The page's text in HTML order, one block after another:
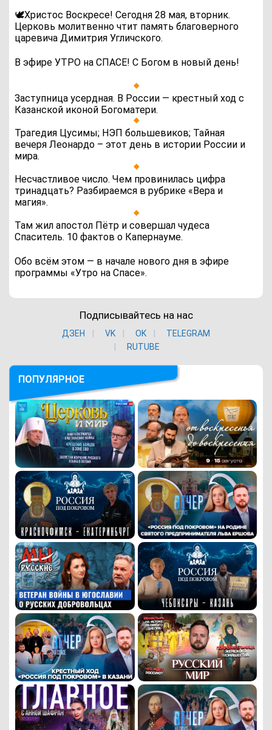
🕊Христос Воскресе! Сегодня 28 мая, вторник.
Церковь молитвенно чтит память благоверного
царевича Димитрия Угличского.
В эфире УТРО на СПАСЕ! С Богом в новый день!
Заступница усердная. В России — крестный ход с
Казанской иконой Богоматери.
Трагедия Цусимы; НЭП большевиков; Тайная
вечеря Леонардо – этот день в истории России и
мира.
Несчастливое число. Чем провинилась цифра
тринадцать? Разбираемся в рубрике «Вера и
магия».
Там жил апостол Пётр и совершал чудеса
Спаситель. 10 фактов о Капернауме.
Обо всём этом — в начале нового дня в эфире
программы «Утро на Спасе».
Подписывайтесь на нас
ДЗЕН VK ОK
TELEGRAM
RUTUBE
ПОПУЛЯРНОЕ